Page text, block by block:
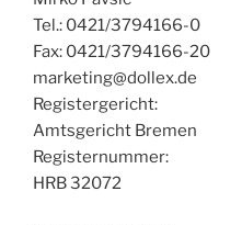
Tel.: 0421/3794166-0
Fax: 0421/3794166-20
marketing@dollex.de
Registergericht:
Amtsgericht Bremen
Registernummer:
HRB 32072